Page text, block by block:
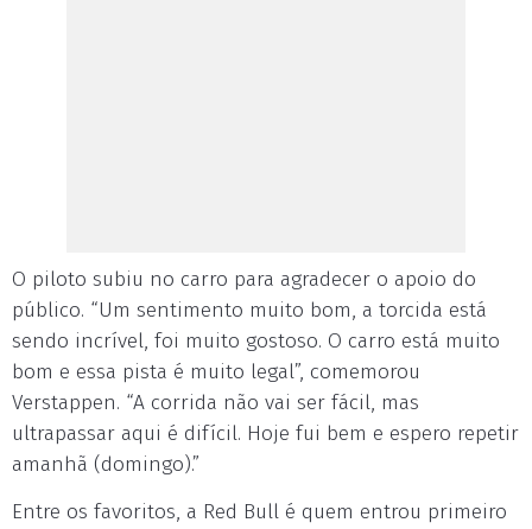
O piloto subiu no carro para agradecer o apoio do
público. “Um sentimento muito bom, a torcida está
sendo incrível, foi muito gostoso. O carro está muito
bom e essa pista é muito legal”, comemorou
Verstappen. “A corrida não vai ser fácil, mas
ultrapassar aqui é difícil. Hoje fui bem e espero repetir
amanhã (domingo).”
Entre os favoritos, a Red Bull é quem entrou primeiro